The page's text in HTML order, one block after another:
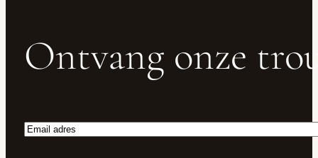
Ontvang onze
Email